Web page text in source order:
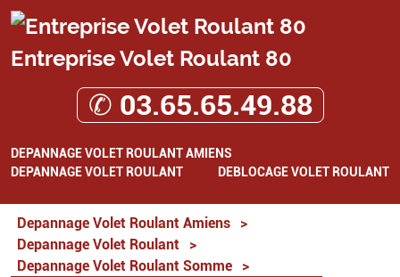
Entreprise Volet Roulant 80
✆ 03.65.65.49.88
DEPANNAGE VOLET ROULANT AMIENS
DEPANNAGE VOLET ROULANT
DEBLOCAGE VOLET ROULANT
Depannage Volet Roulant Amiens
>
Depannage Volet Roulant
>
Depannage Volet Roulant Somme
>